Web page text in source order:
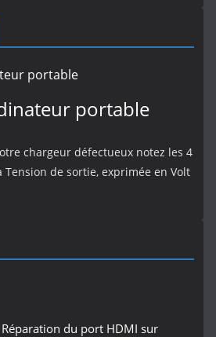
portable
chargeur défectueux notez les 4
de sortie, exprimée en Volt
Réparation du port HDMI sur